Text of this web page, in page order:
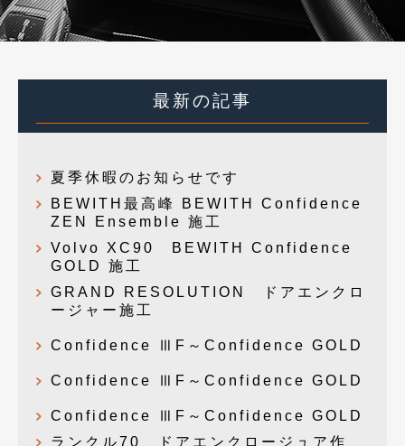
最新の記事
夏季休暇のお知らせです
BEWITH最高峰 BEWITH Confidence
ZEN Ensemble 施工
Volvo XC90 BEWITH Confidence
GOLD 施工
GRAND RESOLUTION ドアエンクロ
ージャー施工
Confidence ⅢF～Confidence GOLD
Confidence ⅢF～Confidence GOLD
Confidence ⅢF～Confidence GOLD
ランクル70 ドアエンクロージュア作